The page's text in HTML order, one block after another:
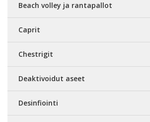
Beach volley ja rantapallot
Caprit
Chestrigit
Deaktivoidut aseet
Desinfiointi